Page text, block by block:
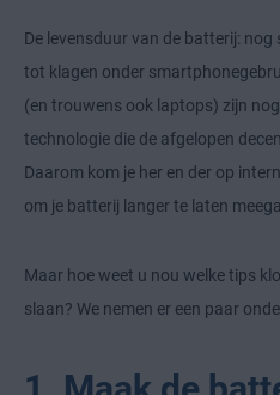
De levensduur van de batterij:
tot klagen onder
(en trouwens ook laptops) zijn
technologie die de afgelopen
Daarom kom je her en der op
om je batterij langer te laten
Maar hoe weet u nou welke tips
slaan? We nemen er een paar